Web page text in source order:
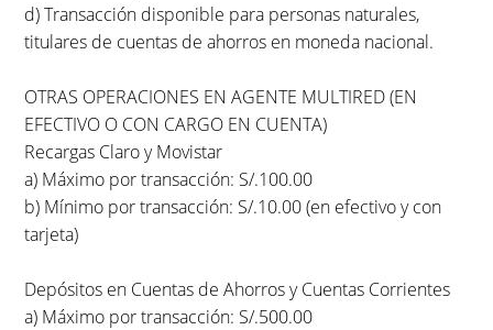
d) Transacción disponible para personas naturales,
titulares de cuentas de ahorros en moneda nacional.
OTRAS OPERACIONES EN AGENTE MULTIRED (EN
EFECTIVO O CON CARGO EN CUENTA)
Recargas Claro y Movistar
a) Máximo por transacción: S/.100.00
b) Mínimo por transacción: S/.10.00 (en efectivo y con
tarjeta)
Depósitos en Cuentas de Ahorros y Cuentas Corrientes
a) Máximo por transacción: S/.500.00